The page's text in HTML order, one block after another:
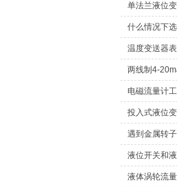
单法兰液位
什么情况下
温度变送器
两线制4-
又传信号？
电磁流量计
投入式液位
怎么办？
遇到金属转
办？
液位开关和
液体涡轮流